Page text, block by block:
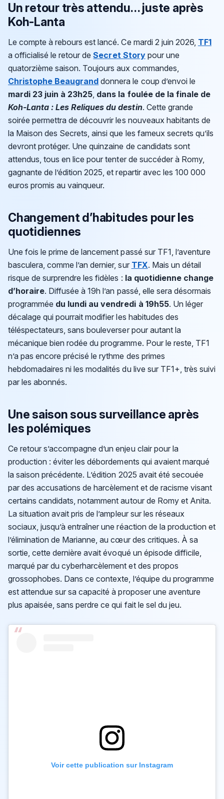
Un retour très attendu… juste après
Koh-Lanta
Le compte à rebours est lancé. Ce mardi 2 juin 2026, TF1
a officialisé le retour deSecret Storypour une
quatorzième saison. Toujours aux commandes,
Christophe Beaugrand donnera le coup d’envoi le
mardi 23 juin à 23h25, dans la foulée de la finale de
Koh-Lanta : Les Reliques du destin. Cette grande
soirée permettra de découvrir les nouveaux habitants de
la Maison des Secrets, ainsi que les fameux secrets qu’ils
devront protéger. Une quinzaine de candidats sont
attendus, tous en lice pour tenter de succéder à Romy,
gagnante de l’édition 2025, et repartir avec les 100 000
euros promis au vainqueur.
Changement d’habitudes pour les
quotidiennes
Une fois le prime de lancement passé sur TF1, l’aventure
basculera, comme l’an dernier, sur TFX. Mais un détail
risque de surprendre les fidèles : la quotidienne change
d’horaire. Diffusée à 19h l’an passé, elle sera désormais
programmée du lundi au vendredi à 19h55. Un léger
décalage qui pourrait modifier les habitudes des
téléspectateurs, sans bouleverser pour autant la
mécanique bien rodée du programme. Pour le reste, TF1
n’a pas encore précisé le rythme des primes
hebdomadaires ni les modalités du live sur TF1+, très suivi
par les abonnés.
Une saison sous surveillance après
les polémiques
Ce retour s’accompagne d’un enjeu clair pour la
production : éviter les débordements qui avaient marqué
la saison précédente. L’édition 2025 avait été secouée
par des accusations de harcèlement et de racisme visant
certains candidats, notamment autour de Romy et Anita.
La situation avait pris de l’ampleur sur les réseaux
sociaux, jusqu’à entraîner une réaction de la production et
l’élimination de Marianne, au cœur des critiques. À sa
sortie, cette dernière avait évoqué un épisode difficile,
marqué par du cyberharcèlement et des propos
grossophobes. Dans ce contexte, l’équipe du programme
est attendue sur sa capacité à proposer une aventure
plus apaisée, sans perdre ce qui fait le sel du jeu.
Voir cette publication sur Instagram